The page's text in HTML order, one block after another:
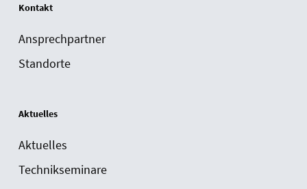
Kontakt
Ansprechpartner
Standorte
Aktuelles
Aktuelles
Technikseminare